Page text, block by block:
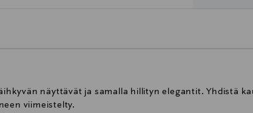
näyttävät ja samalla hillityn elegantit. Yhdistä
viimeistelty.